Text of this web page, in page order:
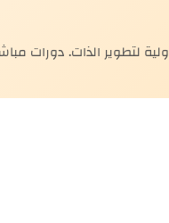
لتطوير الذات. دورات